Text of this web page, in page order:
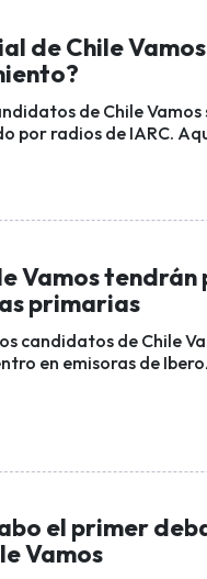
de Chile
de Chile
por radios de IARC.
Vamos tendrán
primarias
candidatos de Chile
en emisoras de
el primer
Vamos